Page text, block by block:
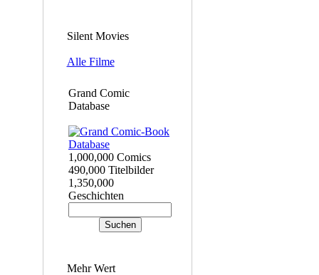
Silent Movies
Alle Filme
Grand Comic
Database
1,000,000 Comics
490,000 Titelbilder
1,350,000
Geschichten
Mehr Wert